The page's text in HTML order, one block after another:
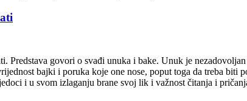
Predstava govori o svađi unuka i bake. Unuk je
bajki i poruka koje one nose, poput toga da treba biti
i u svom izlaganju brane svoj lik i važnost čitanja i